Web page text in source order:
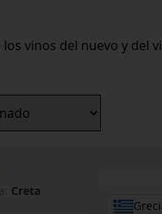
vinos del nuevo y del
Creta